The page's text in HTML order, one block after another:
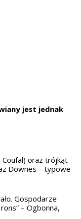
jest jednak
Coufal) oraz trójkąt
Downes – typowe
Gospodarze
– Ogbonna,